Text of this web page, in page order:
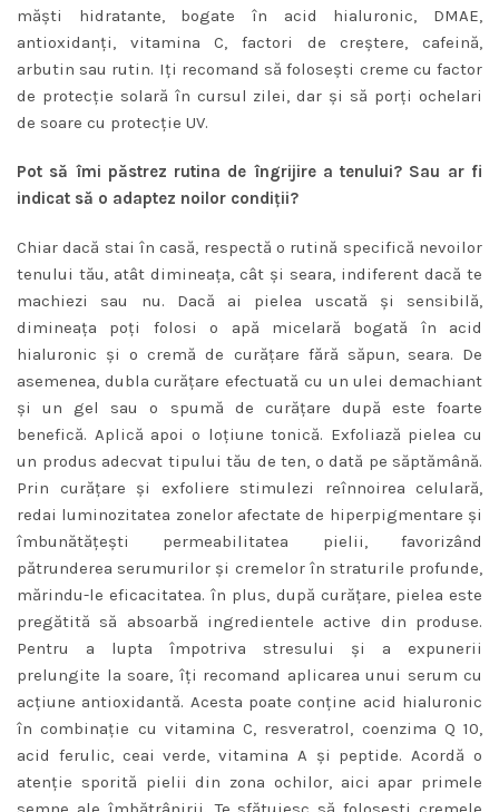
măşti hidratante, bogate în acid hialuronic, DMAE,
antioxidanţi, vitamina C, factori de creştere, cafeină,
arbutin sau rutin. Iţi recomand să foloseşti creme cu factor
de protecţie solară în cursul zilei, dar şi să porţi ochelari
de soare cu protecţie UV.
Pot să îmi păstrez rutina de îngrijire a tenului? Sau ar fi
indicat să o adaptez noilor condiţii?
Chiar dacă stai în casă, respectă o rutină specifică nevoilor
tenului tău, atât dimineaţa, cât şi seara, indiferent dacă te
machiezi sau nu. Dacă ai pielea uscată şi sensibilă,
dimineaţa poţi folosi o apă micelară bogată în acid
hialuronic şi o cremă de curăţare fără săpun, seara. De
asemenea, dubla curăţare efectuată cu un ulei demachiant
şi un gel sau o spumă de curăţare după este foarte
benefică. Aplică apoi o loţiune tonică. Exfoliază pielea cu
un produs adecvat tipului tău de ten, o dată pe săptămână.
Prin curăţare şi exfoliere stimulezi reînnoirea celulară,
redai luminozitatea zonelor afectate de hiperpigmentare şi
îmbunătăţeşti permeabilitatea pielii, favorizând
pătrunderea serumurilor şi cremelor în straturile profunde,
mărindu-le eficacitatea. în plus, după curăţare, pielea este
pregătită să absoarbă ingredientele active din produse.
Pentru a lupta împotriva stresului şi a expunerii
prelungite la soare, îţi recomand aplicarea unui serum cu
acţiune antioxidantă. Acesta poate conţine acid hialuronic
în combinaţie cu vitamina C, resveratrol, coenzima Q 10,
acid ferulic, ceai verde, vitamina A şi peptide. Acordă o
atenţie sporită pielii din zona ochilor, aici apar primele